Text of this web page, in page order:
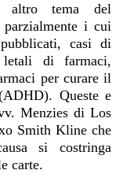
tema del
i cui
casi di
di farmaci,
per curare il
Queste e
Menzies di Los
Smith Kline che
si costringa
carte.